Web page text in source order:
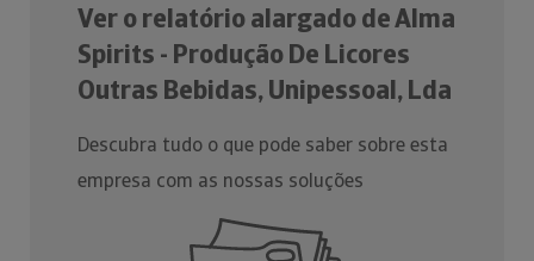
Ver o relatório alargado de Alma
Spirits - Produção De Licores
Outras Bebidas, Unipessoal, Lda
Descubra tudo o que pode saber sobre esta
empresa com as nossas soluções